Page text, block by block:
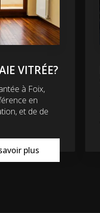
VITRÉE?
à Foix,
en
et de de
plus